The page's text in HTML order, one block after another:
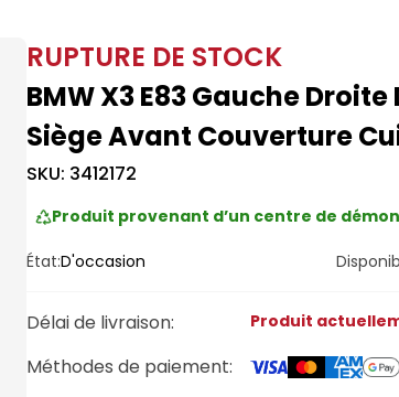
RUPTURE DE STOCK
BMW X3 E83 Gauche
Siège Avant Couverture
SKU: 3412172
Produit provenant d’un centre de
État:D'occasion
Délai de livraison: Produit
Méthodes de paiement: